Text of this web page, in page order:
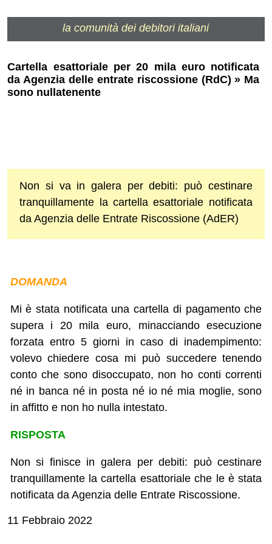
la comunità dei debitori italiani
Cartella esattoriale per 20 mila euro notificata
da Agenzia delle entrate riscossione (RdC) » Ma
sono nullatenente
Non si va in galera per debiti: può cestinare
tranquillamente la cartella esattoriale notificata
da Agenzia delle Entrate Riscossione (AdER)
DOMANDA
Mi è stata notificata una cartella di pagamento che
supera i 20 mila euro, minacciando esecuzione
forzata entro 5 giorni in caso di inadempimento:
volevo chiedere cosa mi può succedere tenendo
conto che sono disoccupato, non ho conti correnti
né in banca né in posta né io né mia moglie, sono
in affitto e non ho nulla intestato.
RISPOSTA
Non si finisce in galera per debiti: può cestinare
tranquillamente la cartella esattoriale che le è stata
notificata da Agenzia delle Entrate Riscossione.
11 Febbraio 2022